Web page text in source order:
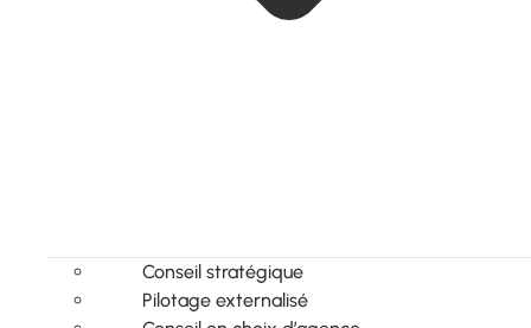
Conseil stratégique
Pilotage externalisé